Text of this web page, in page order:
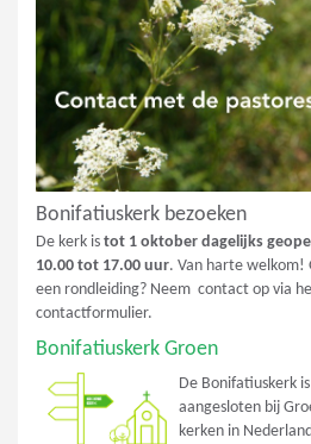
Bonifatiuskerk bezoeken
De kerk is tot 1 oktober dagelijks
10.00 tot 17.00 uur. Van harte welkom!
een rondleiding? Neem contact op via
contactformulier.
Bonifatiuskerk Groen
De Bonifatiuskerk is
aangesloten bij
kerken in